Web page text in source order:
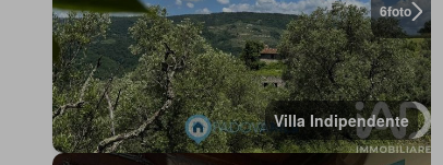
6foto
Villa Indipendente